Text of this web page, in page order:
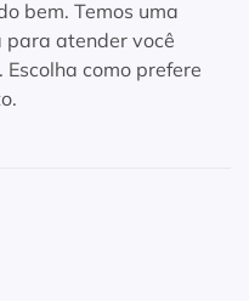
bem. Temos uma
atender você
como prefere